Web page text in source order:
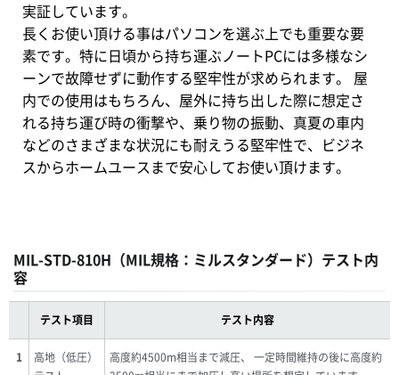
実証しています。
長くお使い頂ける事はパソコンを選ぶ上でも重要な要
素です。特に日頃から持ち運ぶノートPCには多様なシ
ーンで故障せずに動作する堅牢性が求められます。 屋
内での使用はもちろん、屋外に持ち出した際に想定さ
れる持ち運び時の衝撃や、乗り物の振動、真夏の車内
などのさまざまな状況にも耐えうる堅牢性で、ビジネ
スからホームユースまで安心してお使い頂けます。
MIL-STD-810H（MIL規格：ミルスタンダード）テスト内
容
テスト項目 テスト内容
1
高地（低圧）
高度約4500m相当まで減圧、 一定時間維持の後に高度約